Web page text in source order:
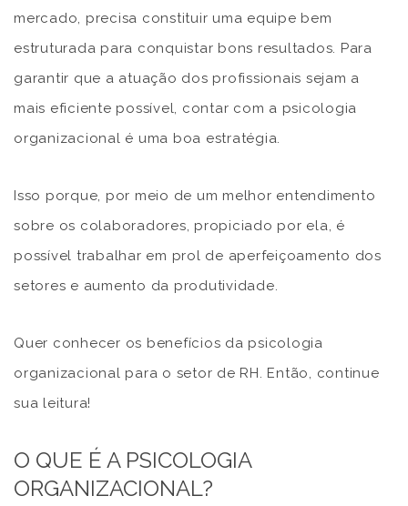
mercado, precisa constituir uma equipe bem
estruturada para conquistar bons resultados. Para
garantir que a atuação dos profissionais sejam a
mais eficiente possível, contar com a psicologia
organizacional é uma boa estratégia.
Isso porque, por meio de um melhor entendimento
sobre os colaboradores, propiciado por ela, é
possível trabalhar em prol de aperfeiçoamento dos
setores e aumento da produtividade.
Quer conhecer os benefícios da psicologia
organizacional para o setor de RH. Então, continue
sua leitura!
O QUE É A PSICOLOGIA
ORGANIZACIONAL?